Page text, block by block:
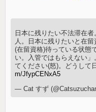
日本に残りたい不法滞在
人。日本に残りたいと在
(在留資格)待っている状態
い。入管ではもらえない
てください(怒)。どうし
m/JfypCENxA5
— Cat すず